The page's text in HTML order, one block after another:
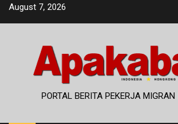
SkipAugust 7, 2026
PORTAL BERITA PEKERJA MIGRAN